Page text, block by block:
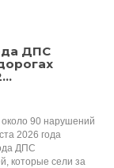
ДПС
90 нарушений
2026 года
ДПС
которые сели за